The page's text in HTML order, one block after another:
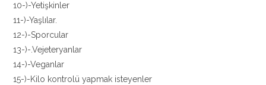
10-)-Yetişkinler
11-)-Yaşlılar.
12-)-Sporcular
13-)-.Vejeteryanlar
14-)-Veganlar
15-)-Kilo kontrolü yapmak isteyenler